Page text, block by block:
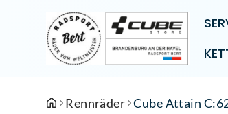
Rennräder Cube Attain